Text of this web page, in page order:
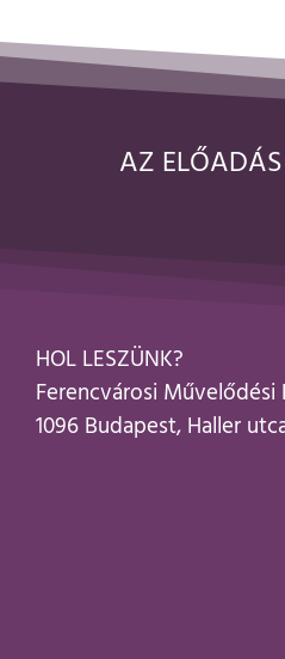
AZ ELŐADÁS
HOL LESZÜNK?
Ferencvárosi
1096 Budapest, Haller